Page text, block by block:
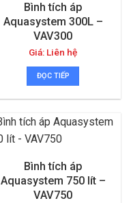
Bình tích áp
Aquasystem 300L –
VAV300
Giá: Liên hệ
ĐỌC TIẾP
Bình tích áp
Aquasystem 750 lít –
VAV750